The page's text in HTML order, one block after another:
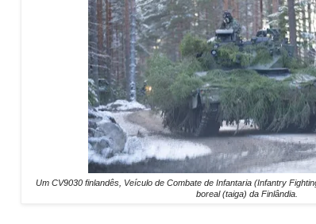
Um CV9030 finlandês, Veículo de Combate de Infantaria (Infantry
boreal (taiga) da Finlândia.